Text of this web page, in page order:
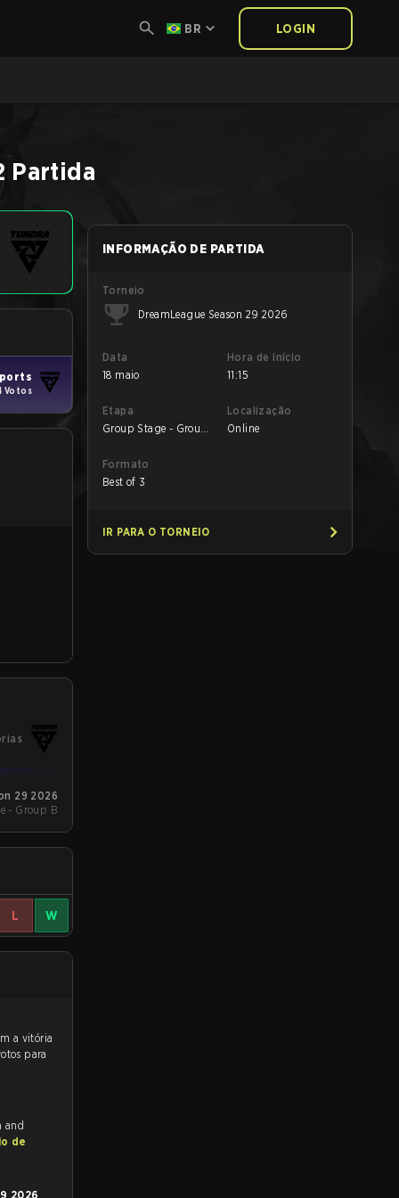
BR LOGIN
Partida
Votos
29 2026
- Group B
L W
para
and
de
2026
INFORMAÇÃO DE PARTIDA
Torneio
DreamLeague Season 29 2026
Data
18 maio
Hora de início
11:15
Etapa
Group Stage - Group
Localização
Online
Formato
Best of 3
IR PARA O TORNEIO